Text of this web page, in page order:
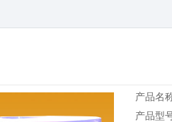
产品名
产品型